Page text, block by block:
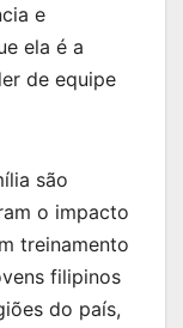
e
ela é a
de equipe
são
o impacto
treinamento
filipinos
do país,